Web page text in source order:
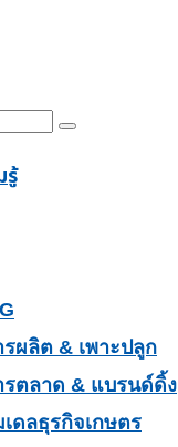
รู้
รผลิต & เพาะปลูก
รตลาด & แบรนด์ดิ้ง
เดลธุรกิจเกษตร